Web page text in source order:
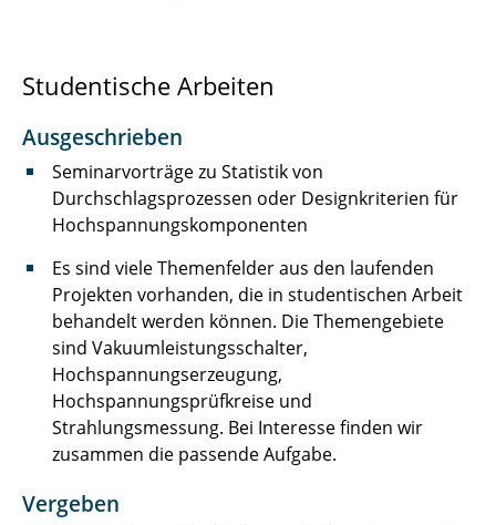
Jelden Timo
Jennert Torben
Klöpping Stefan
König Peer
Kurrat Christiane
Landrath Oliver
Langemann Robin
Laufer Andreas
Studentische Arbeiten
Ausgeschrieben
Seminarvorträge zu Statistik von
Durchschlagsprozessen oder Designkriterien für
Hochspannungskomponenten
Es sind viele Themenfelder aus den laufenden
Projekten vorhanden, die in studentischen Arbeit
behandelt werden können. Die Themengebiete
sind Vakuumleistungsschalter,
Hochspannungserzeugung,
Hochspannungsprüfkreise und
Strahlungsmessung. Bei Interesse finden wir
zusammen die passende Aufgabe.
Vergeben